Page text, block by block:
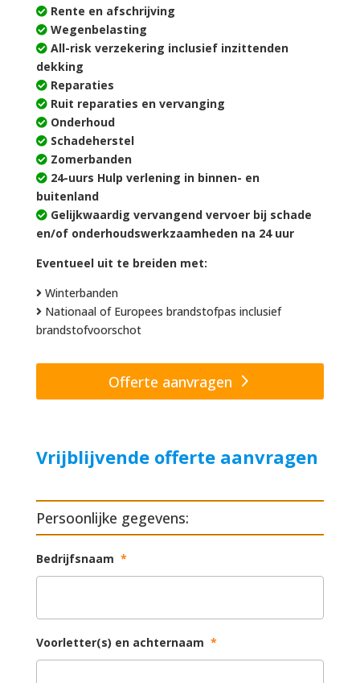
Rente en afschrijving
Wegenbelasting
All-risk verzekering inclusief inzittenden
dekking
Reparaties
Ruit reparaties en vervanging
Onderhoud
Schadeherstel
Zomerbanden
24-uurs Hulp verlening in binnen- en
buitenland
Gelijkwaardig vervangend vervoer bij schade
en/of onderhoudswerkzaamheden na 24 uur
Eventueel uit te breiden met:
Winterbanden
Nationaal of Europees brandstofpas inclusief
brandstofvoorschot
Offerte aanvragen
Vrijblijvende offerte aanvragen
Persoonlijke gegevens:
Bedrijfsnaam *
Voorletter(s) en achternaam *